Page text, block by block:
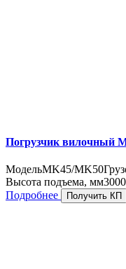
Погрузчик вилочный
МодельMK45/MK50
Высота подъема, мм3000
Подробнее
Получить КП